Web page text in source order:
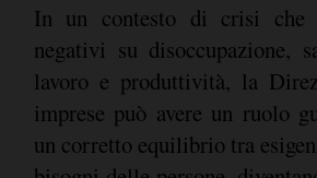
In un contesto di crisi che
negativi su disoccupazione,
lavoro e produttività, la
imprese può avere un ruolo
un corretto equilibrio tra